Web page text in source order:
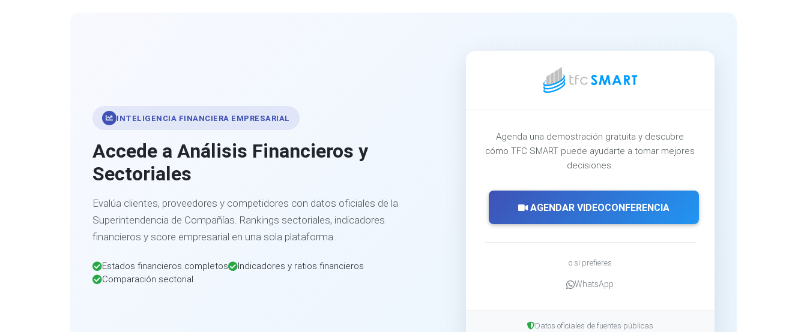
INTELIGENCIA FINANCIERA EMPRESARIAL
Accede a Análisis Financieros y
Sectoriales
Evalúa clientes, proveedores y competidores con datos oficiales de la
Superintendencia de Compañías. Rankings sectoriales, indicadores
financieros y score empresarial en una sola plataforma.
Estados financieros completos
Indicadores y ratios financieros
Comparación sectorial
Agenda una demostración gratuita y descubre
cómo TFC SMART puede ayudarte a tomar mejores
decisiones.
AGENDAR VIDEOCONFERENCIA
o si prefieres
WhatsApp
Datos oficiales de fuentes públicas